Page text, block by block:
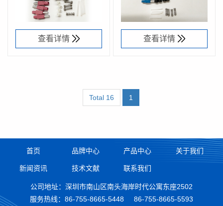
18NW0
查看详情
18NW0
查看详情
Total 16 1
首页 品牌中心 产品中心 关于我们
新闻资讯 技术文献 联系我们
公司地址：深圳市南山区南头海岸时代公寓东座2502
服务热线： 86-755-8665-5448 86-755-8665-5593